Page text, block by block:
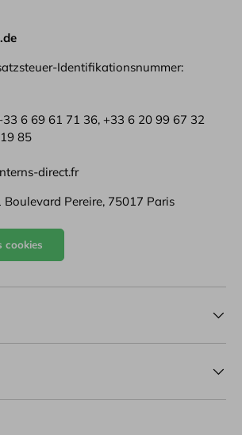
Identifikationsnummer:
6 69 61 71 36, +33 6 20 99 67 32
85
direct.fr
Boulevard Pereire, 75017 Paris
cookies